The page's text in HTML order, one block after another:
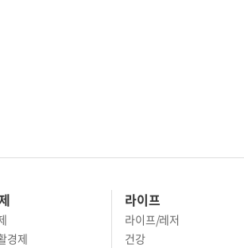
경제
라이프
라이프/레저
건강